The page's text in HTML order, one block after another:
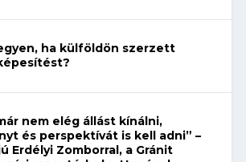
ha külföldön szerzett
nem elég állást kínálni,
és perspektívát is kell adni” –
Erdélyi Zomborral, a Gránit